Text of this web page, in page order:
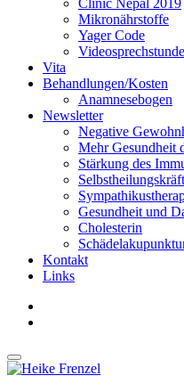
Clinic Nepal 2019
Mikronährstoffe
Yager Code
Videosprechstunde
Vita
Behandlungen/Kosten
Anamnesebogen
Newsletter
Negative
Mehr Gesundheit
Stärkung des
Gesundheit und
Cholesterin
Kontakt
Links